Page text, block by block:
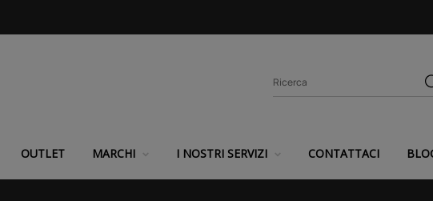
OUTLET MARCHI I NOSTRI SERVIZI CONTATTACI